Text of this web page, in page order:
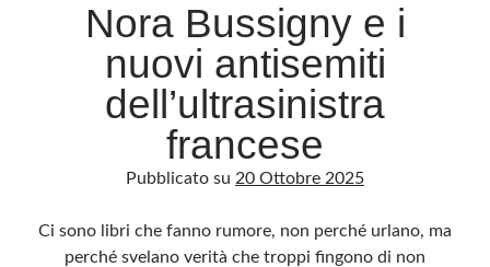
Nora Bussigny e i
nuovi antisemiti
dell’ultrasinistra
francese
Pubblicato su 20 Ottobre 2025
Ci sono libri che fanno rumore, non perché urlano, ma
perché svelano verità che troppi fingono di non